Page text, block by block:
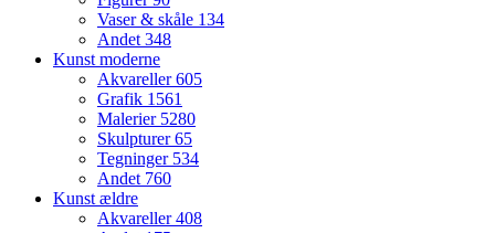
Vaser & skåle 134
Andet 348
Kunst moderne
Akvareller605
Grafik 1561
Malerier 5280
Skulpturer65
Tegninger 534
Andet 760
Kunst ældre
Akvareller408